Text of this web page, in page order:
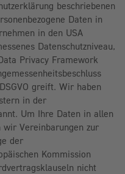
beschriebenen
Daten in
in den USA
Datenschutzniveau,
Privacy Framework
greift. Wir haben
in der
Um Ihre Daten in allen
wir Vereinbarungen zur
der
Kommission
nicht